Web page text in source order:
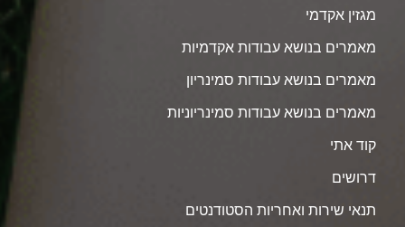
מגזין אקדמי
מאמרים בנושא עבודות אקדמיות
מאמרים בנושא עבודות סמינריון
מאמרים בנושא עבודות סמינריוניות
קוד אתי
דרושים
תנאי שירות ואחריות הסטודנטים